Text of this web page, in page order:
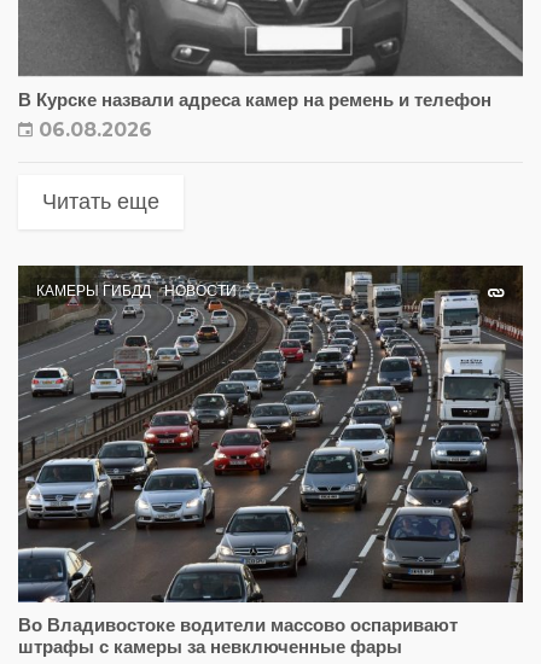
В Курске назвали адреса камер на ремень и телефон
06.08.2026
Читать еще
КАМЕРЫ ГИБДД НОВОСТИ
Во Владивостоке водители массово оспаривают
штрафы с камеры за невключенные фары